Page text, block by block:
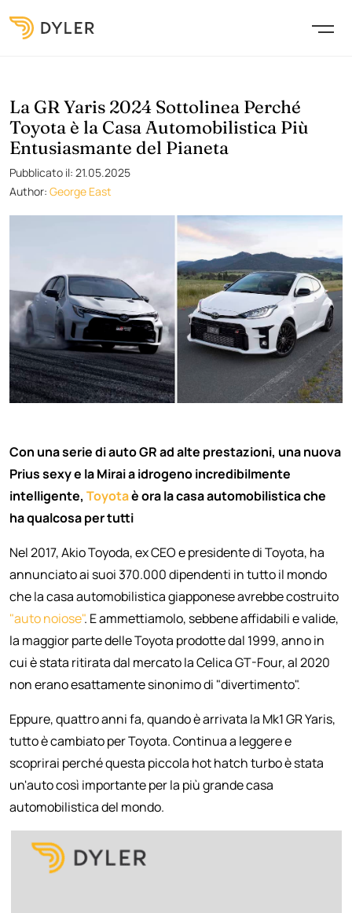
La GR Yaris 2024 Sottolinea Perché
Toyota è la Casa Automobilistica Più
Entusiasmante del Pianeta
Pubblicato il: 21.05.2025
Author: George East
Con una serie di auto GR ad alte prestazioni, una nuova
Prius sexy e la Mirai a idrogeno incredibilmente
intelligente, Toyotaè ora la casa automobilistica che
ha qualcosa per tutti
Nel 2017, Akio Toyoda, ex CEO e presidente di Toyota, ha
annunciato ai suoi 370.000 dipendenti in tutto il mondo
che la casa automobilistica giapponese avrebbe costruito
"auto noiose". E ammettiamolo, sebbene affidabili e valide,
la maggior parte delle Toyota prodotte dal 1999, anno in
cui è stata ritirata dal mercato la Celica GT-Four, al 2020
non erano esattamente sinonimo di "divertimento".
Eppure, quattro anni fa, quando è arrivata la Mk1 GR Yaris,
tutto è cambiato per Toyota. Continua a leggere e
scoprirai perché questa piccola hot hatch turbo è stata
un'auto così importante per la più grande casa
automobilistica del mondo.